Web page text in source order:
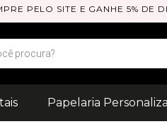
PELO SITE E GANHE 5% DE
Papelaria